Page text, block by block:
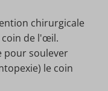
chirurgicale
de l'œil.
pour soulever
le coin